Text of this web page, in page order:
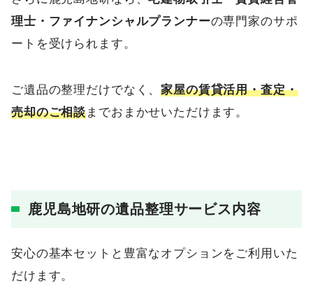
理士・ファイナンシャルプランナーの専門家のサポ
ートを受けられます。
ご遺品の整理だけでなく、家屋の賃貸活用・査定・
売却のご相談までおまかせいただけます。
鹿児島地研の遺品整理サービス内容
安心の基本セットと豊富なオプションをご利用いた
だけます。